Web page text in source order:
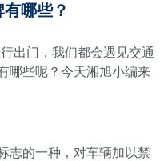
哪些？
出门，我们都会遇见交通
哪些呢？今天湘旭小编来
志的一种，对车辆加以禁